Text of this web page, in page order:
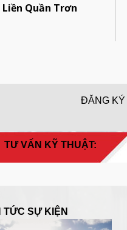
Quần Trơn
ĐĂNG KÝ
TƯ VẤN KỸ THUẬT:
TỨC SỰ KIỆN